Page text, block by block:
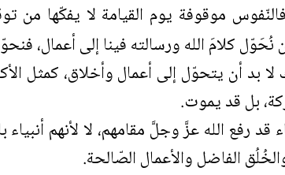
فالنّفوس موقوفة يوم القيامة لا يفكّها من
نُحَوّل كلامَ الله ورسالته فينا إلى أعمال،
بد أن يتحوّل إلى أعمال وأخلاق، كمثل
بل قد يموت.
رفع الله عزَّ وجلَّ مقامهم، لا لأنهم
الفاضل والأعمال الصّالحة.